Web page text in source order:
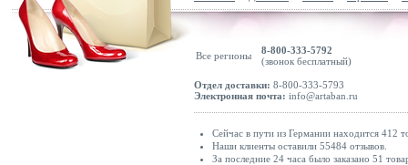
Все регионы
8-800-333-5792
(звонок бесплатный)
Отдел доставки: 8-800-333-5793
Электронная почта: info@artaban.ru
Сейчас в пути из Германии находится 412
Наши клиенты оставили 55484 отзывов.
За последние 24 часа было заказано 51